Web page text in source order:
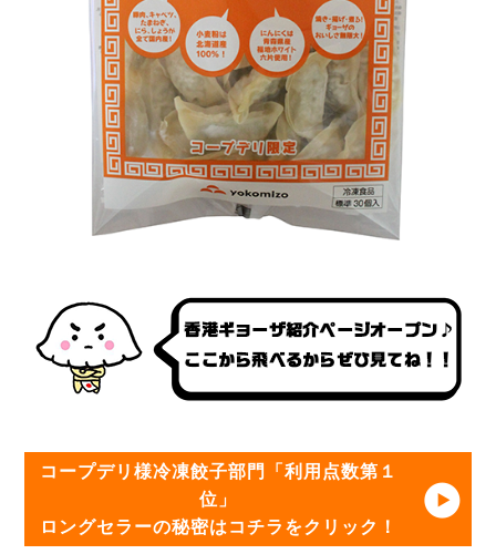
コープデリ様冷凍餃子部門「利用点数第１
位」
ロングセラーの秘密はコチラをクリック！